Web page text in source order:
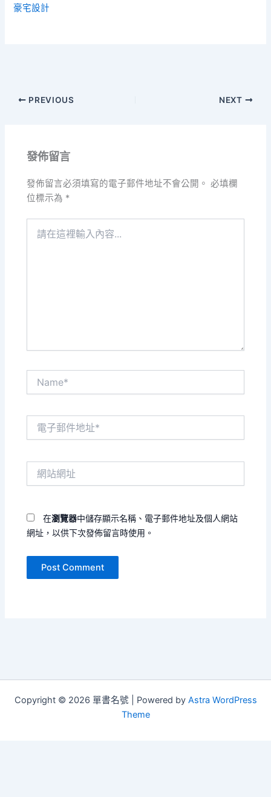
豪宅設計
PREVIOUS NEXT
發佈留言
發佈留言必須填寫的電子郵件地址不會公開。 必填欄
位標示為 *
在瀏覽器中儲存顯示名稱、電子郵件地址及個人網站
網址，以供下次發佈留言時使用。
Copyright © 2026 單書名號 | Powered by Astra WordPress
Theme